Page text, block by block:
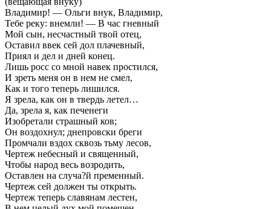
Владимир! — Ольги внук, Владимир,
Тебе реку: внемли! — В час гневный
Мой сын, несчастный твой отец,
Оставил ввек сей дол плачевный,
Приял и дел и дней конец.
Лишь росс со мной навек простился,
И зреть меня он в нем не смел,
Как и того теперь лишился.
Я зрела, как он в твердь летел…
Да, зрела я, как печенеги
Изобретали страшный ков;
Он воздохнул; днепровски бреги
Промчали вздох сквозь тьму лесов,
Чертеж небесный и священный,
Чтобы народ весь возродить,
Оставлен на случа?й пременный.
Чертеж сей должен ты открыть.
Чертеж теперь славянам лестен,